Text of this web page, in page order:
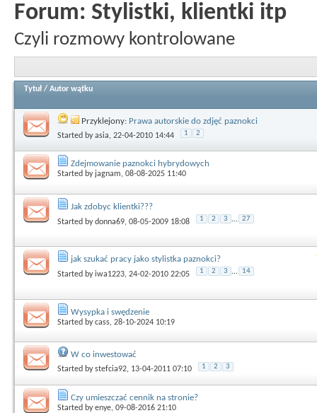
Forum: Stylistki, klientki itp
Czyli rozmowy kontrolowane
Tytuł / Autor wątku
Przyklejony: Prawa autorskie do zdjęć paznokci
Started byasia, 22-04-2010 14:44 1 2
Zdejmowanie paznokci hybrydowych
Started by jagnam, 08-08-2025 11:40
Jak zdobyc klientki???
Started bydonna69, 08-05-2009 18:08 1 2 3 ... 27
jak szukać pracy jako stylistka paznokci?
Started byiwa1223, 24-02-2010 22:05 1 2 3 ... 14
Wysypka i swędzenie
Started bycass, 28-10-2024 10:19
W co inwestować
Started bystefcia92, 13-04-2011 07:10 1 2 3
Czy umieszczać cennik na stronie?
Started byenye, 09-08-2016 21:10